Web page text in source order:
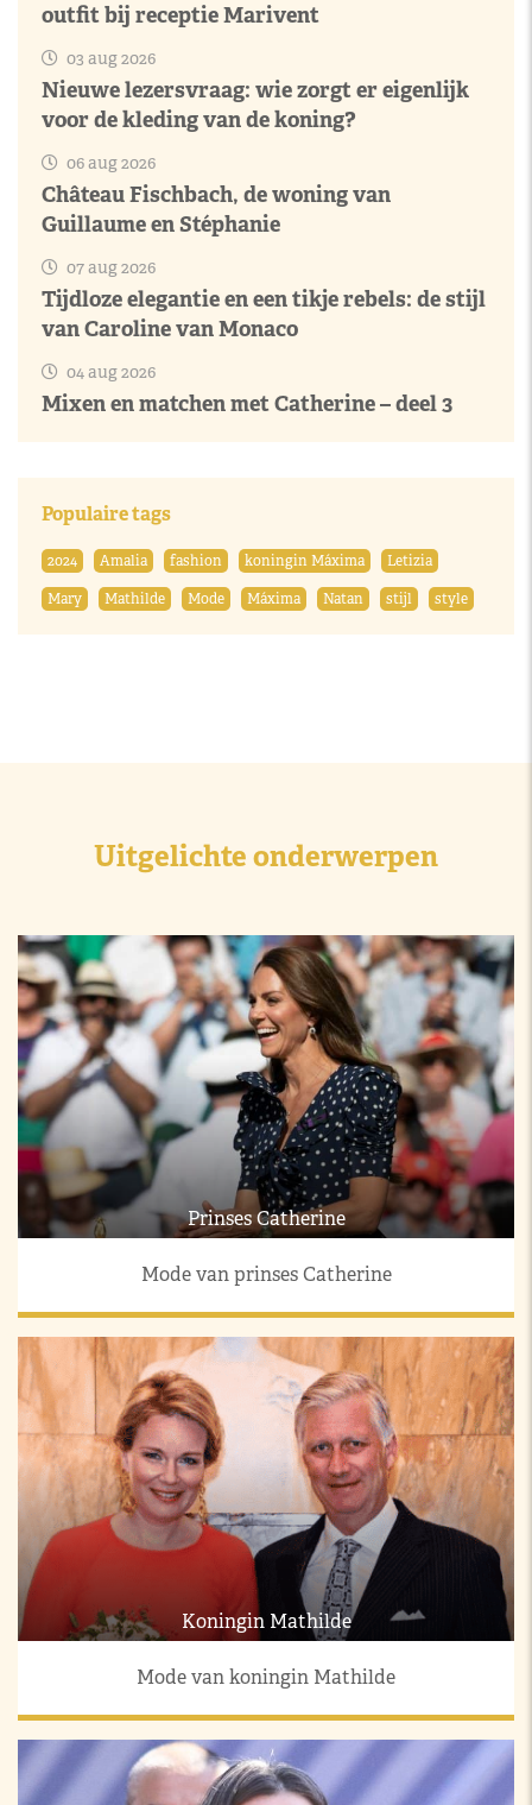
outfit bij receptie Marivent
03 aug 2026
Nieuwe lezersvraag: wie zorgt er eigenlijk
voor de kleding van de koning?
06 aug 2026
Château Fischbach, de woning van
Guillaume en Stéphanie
07 aug 2026
Tijdloze elegantie en een tikje rebels: de stijl
van Caroline van Monaco
04 aug 2026
Mixen en matchen met Catherine – deel 3
Populaire tags
2024 Amalia fashion koningin Máxima
Letizia
Mary
Mathilde Mode Máxima Natan stijl style
Uitgelichte onderwerpen
Prinses Catherine
Mode van prinses Catherine
Koningin Mathilde
Mode van koningin Mathilde